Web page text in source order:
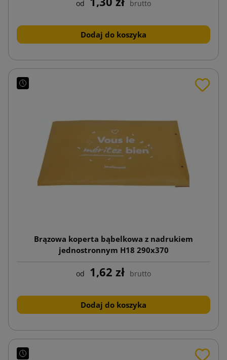
od brutto
Dodaj do koszyka
Brązowa koperta bąbelkowa z nadrukiem
jednostronnym H18 290x370
od 1,62 zł brutto
Dodaj do koszyka